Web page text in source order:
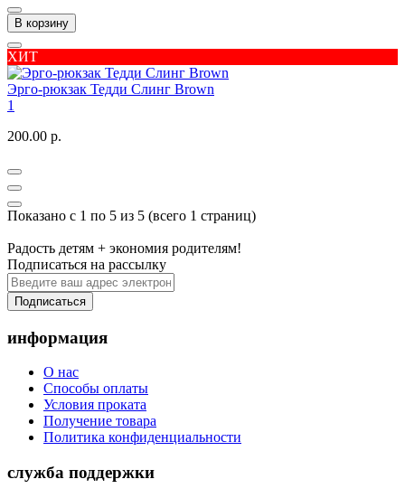
В корзину
ХИТ
Эрго-рюкзак Тедди Слинг Brown
1
200.00 р.
Показано с 1 по 5 из 5 (всего 1 страниц)
Радость детям + экономия родителям!
Подписаться на рассылку
Подписаться
информация
О нас
Способы оплаты
Условия проката
Получение товара
Политика конфиденциальности
служба поддержки